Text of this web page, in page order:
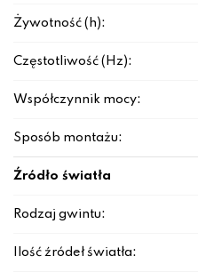
Żywotność (h):
Częstotliwość (Hz):
Współczynnik mocy:
Sposób montażu:
Źródło światła
Rodzaj gwintu:
Ilość źródeł światła: